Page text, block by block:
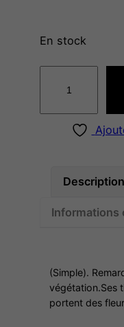
En stock
a
Description
Informations
(Simple).
végétation.Ses
portent des